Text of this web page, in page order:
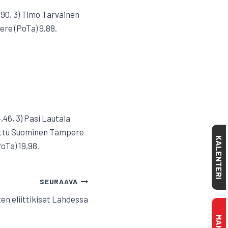
3) Timo Tarvainen
(PoTa) 9,88.
3) Pasi Lautala
Suominen Tampere
19,98.
SEURAAVA
eliittikisat Lahdessa
KALENTERI